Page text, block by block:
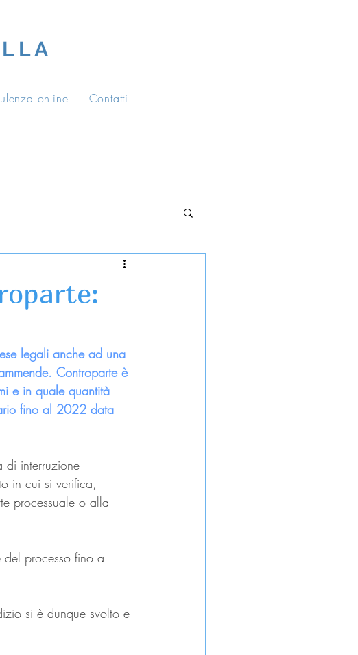
L A
online Contatti
legali anche ad una
Controparte è
e in quale quantità
fino al 2022 data
di interruzione
in cui si verifica,
processuale o alla
processo fino a
si è dunque svolto e